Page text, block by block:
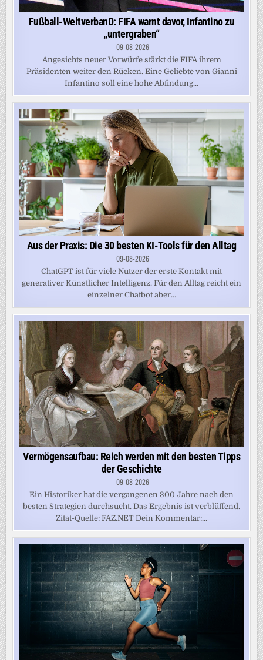
Fußball-WeltverbanD: FIFA warnt davor, Infantino zu
„untergraben“
09-08-2026
Angesichts neuer Vorwürfe stärkt die FIFA ihrem
Präsidenten weiter den Rücken. Eine Geliebte von Gianni
Infantino soll eine hohe Abfindung...
Aus der Praxis: Die 30 besten KI-Tools für den Alltag
09-08-2026
ChatGPT ist für viele Nutzer der erste Kontakt mit
generativer Künstlicher Intelligenz. Für den Alltag reicht ein
einzelner Chatbot aber...
Vermögensaufbau: Reich werden mit den besten Tipps
der Geschichte
09-08-2026
Ein Historiker hat die vergangenen 300 Jahre nach den
besten Strategien durchsucht. Das Ergebnis ist verblüffend.
Zitat-Quelle: FAZ.NET Dein Kommentar:...